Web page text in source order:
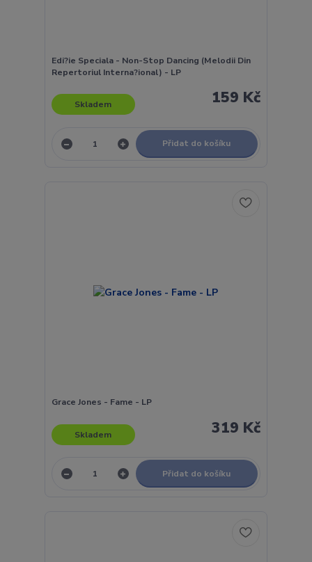
Edi?ie Speciala - Non-Stop Dancing (Melodii Din
Repertoriul Interna?ional) - LP
159 Kč
Skladem
Přidat do košíku
Grace Jones - Fame - LP
319 Kč
Skladem
Přidat do košíku